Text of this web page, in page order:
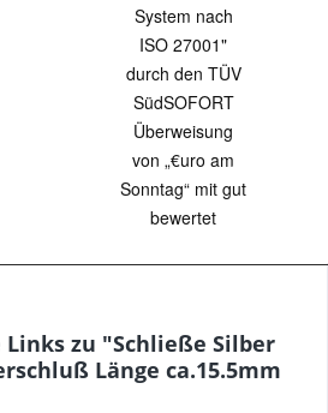
System nach
ISO 27001"
durch den TÜV
SüdSOFORT
Überweisung
von „€uro am
Sonntag“ mit gut
bewertet
zu "Schließe Silber
Länge ca.15.5mm